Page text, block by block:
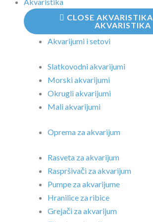
CLOSE AKVARISTIKA
AKVARISTIKA
Akvarijumi i setovi
Slatkovodni akvarijumi
Morski akvarijumi
Okrugli akvarijumi
Mali akvarijumi
Oprema za akvarijum
Rasveta za akvarijum
Raspršivači za akvarijum
Pumpe za akvarijume
Hranilice za ribice
Grejači za akvarijum